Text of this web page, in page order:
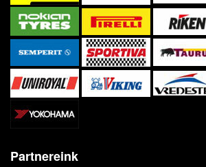
Partnereink